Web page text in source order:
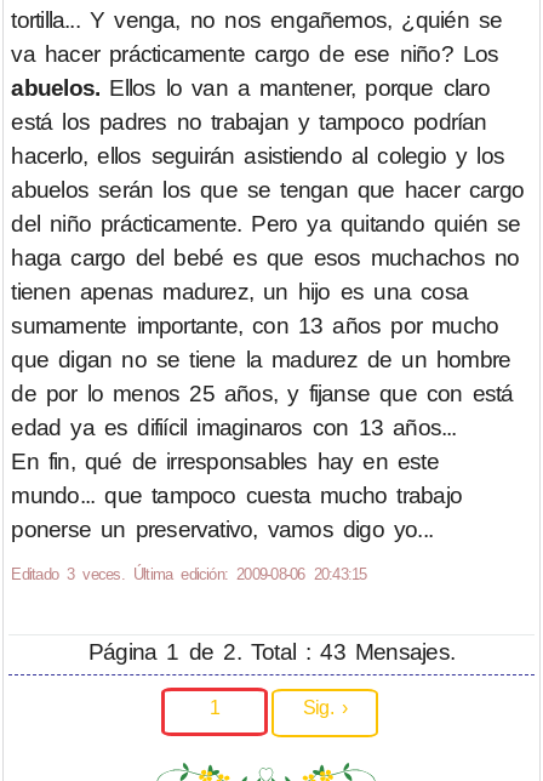
tortilla... Y venga, no nos engañemos, ¿quién se
va hacer prácticamente cargo de ese niño? Los
abuelos. Ellos lo van a mantener, porque claro
está los padres no trabajan y tampoco podrían
hacerlo, ellos seguirán asistiendo al colegio y los
abuelos serán los que se tengan que hacer cargo
del niño prácticamente. Pero ya quitando quién se
haga cargo del bebé es que esos muchachos no
tienen apenas madurez, un hijo es una cosa
sumamente importante, con 13 años por mucho
que digan no se tiene la madurez de un hombre
de por lo menos 25 años, y fijanse que con está
edad ya es difiícil imaginaros con 13 años...
En fin, qué de irresponsables hay en este
mundo... que tampoco cuesta mucho trabajo
ponerse un preservativo, vamos digo yo...
Editado 3 veces. Última edición: 2009-08-06 20:43:15
Página 1 de 2. Total : 43 Mensajes.
1 Sig. ›